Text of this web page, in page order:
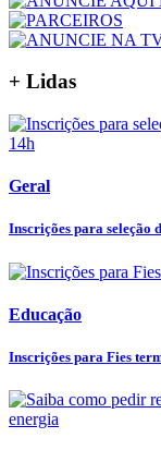
+ Lidas
Geral
Inscrições para seleção
Educação
Inscrições para Fies